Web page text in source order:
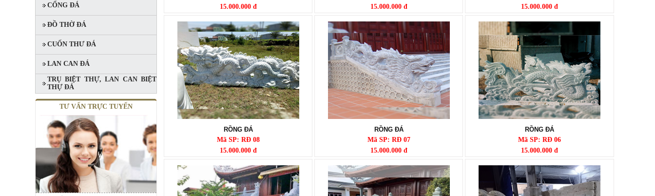
CỔNG ĐÁ
ĐỒ THỜ ĐÁ
CUỐN THƯ ĐÁ
LAN CAN ĐÁ
TRỤ BIỆT THỰ, LAN CAN BIỆT
THỰ ĐÁ
TƯ VẤN TRỰC TUYẾN
MỘ ĐÔI ĐÁ XANH RÊU
Mã SP: MĐĐ 06
90.000.000 đ
15.000.000 đ
15.000.000 đ
15.000.000 đ
RỒNG ĐÁ
Mã SP: RĐ 08
15.000.000 đ
RỒNG ĐÁ
Mã SP: RĐ 07
15.000.000 đ
RỒNG ĐÁ
Mã SP: RĐ 06
15.000.000 đ